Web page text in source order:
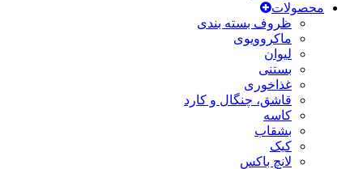
محصولات
ظروف بسته بندی
ماکروویوی
لیوان
بستنی
غذاخوری
قاشق، چنگال و کارد
کاسه
بشقاب
کیک
لانچ باکس